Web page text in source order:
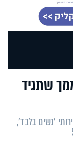
שתגיד
'נשים בלבד',